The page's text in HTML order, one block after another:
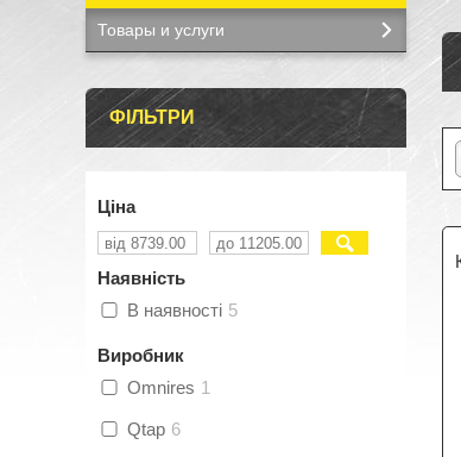
Товары и услуги
ФІЛЬТРИ
Ціна
Наявність
В наявності 5
Виробник
Omnires 1
Qtap 6